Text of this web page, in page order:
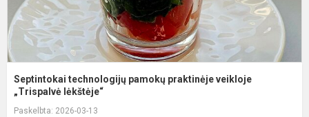
Septintokai technologijų pamokų praktinėje veikloje
„Trispalvė lėkštėje“
Paskelbta: 2026-03-13